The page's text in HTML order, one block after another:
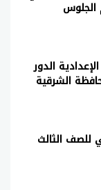
الدور
للصف الثالث